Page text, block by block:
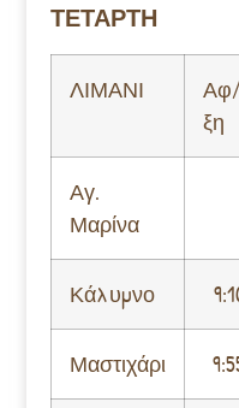
ΤΕΤΑΡΤΗ
ΛΙΜΑΝΙ
Αφ/
ξη
Αγ.
Μαρίνα
Κάλυμνο
Μαστιχάρι